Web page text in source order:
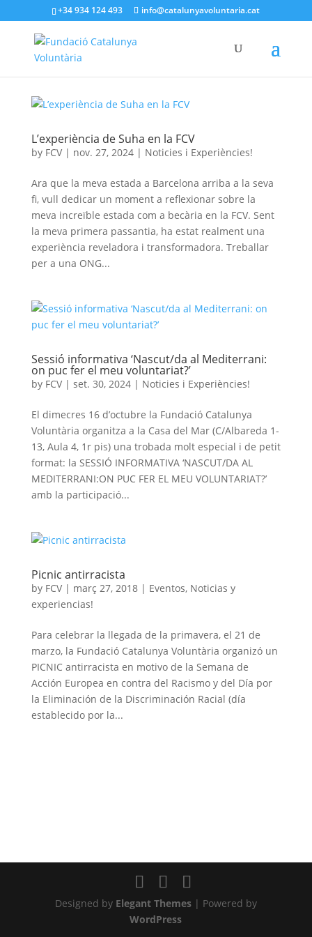
+34 934 124 493 info@catalunyavoluntaria.cat
L’experiència de Suha en la FCV
by FCV| nov. 27, 2024| Noticies i Experiències!
Ara que la meva estada a Barcelona arriba a la seva
fi, vull dedicar un moment a reflexionar sobre la
meva increïble estada com a becària en la FCV. Sent
la meva primera passantia, ha estat realment una
experiència reveladora i transformadora. Treballar
per a una ONG...
Sessió informativa ‘Nascut/da al Mediterrani:
on puc fer el meu voluntariat?’
by FCV| set. 30, 2024| Noticies i Experiències!
El dimecres 16 d’octubre la Fundació Catalunya
Voluntària organitza a la Casa del Mar (C/Albareda 1-
13, Aula 4, 1r pis) una trobada molt especial i de petit
format: la SESSIÓ INFORMATIVA ‘NASCUT/DA AL
MEDITERRANI:ON PUC FER EL MEU VOLUNTARIAT?’
amb la participació...
Picnic antirracista
by FCV| març 27, 2018| Eventos, Noticias y
experiencias!
Para celebrar la llegada de la primavera, el 21 de
marzo, la Fundació Catalunya Voluntària organizó un
PICNIC antirracista en motivo de la Semana de
Acción Europea en contra del Racismo y del Día por
la Eliminación de la Discriminación Racial (día
establecido por la...
Designed by Elegant Themes| Powered by
WordPress